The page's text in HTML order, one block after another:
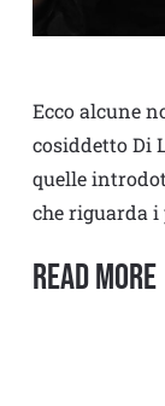
Ecco alcune
cosiddetto Di
quelle
che riguarda i
Read More